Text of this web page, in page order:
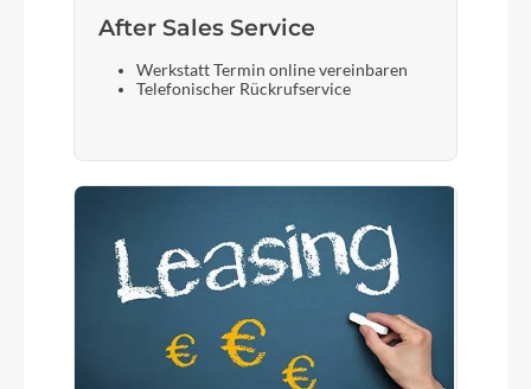
After Sales Service
Werkstatt Termin online vereinbaren
Telefonischer Rückrufservice